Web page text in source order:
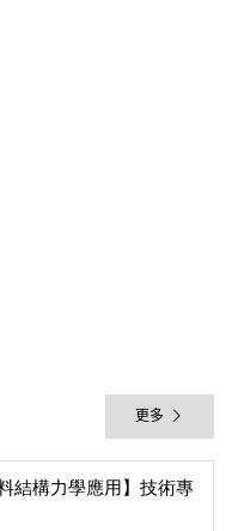
更多
結構力學應用】技術專